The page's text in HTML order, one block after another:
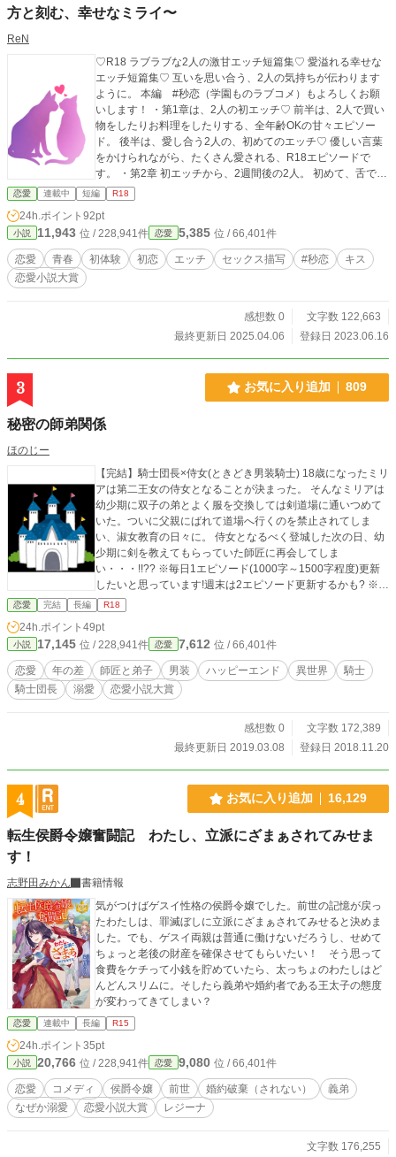
方と刻む、幸せなミライ〜
ReN
♡R18 ラブラブな2人の激甘エッチ短篇集♡ 愛溢れる幸せな
エッチ短篇集♡ 互いを思い合う、2人の気持ちが伝わります
ように。 本編 #秒恋（学園ものラブコメ）もよろしくお願
いします！ ・第1章は、2人の初エッチ♡ 前半は、2人で買い
物をしたりお料理をしたりする、全年齢OKの甘々エピソー
ド。 後半は、愛し合う2人の、初めてのエッチ♡ 優しい言葉
をかけられながら、たくさん愛される、R18エピソードで
す。 ・第2章 初エッチから、2週間後の2人。 初めて、舌でイ
かされちゃったり、愛の証をつけられちゃうお話♡ ・第3章
まだまだ初々しい悠里。 でも、だんだん剛士に慣らされて？
無意識に、いやらしく腰を振っちゃう可愛い悠里に、夢中に
なってしまう剛士のお話♡ ・第4章 今回は、攻守交代。 クラ
スメイトと、彼の悦ばせ方の話をした悠里は、剛士に「教え
て？」とおねだり。 剛士に優しく教えられながら、一生懸命
部屋で、剛士のベッドで組み敷かれて…… 甘い甘い、制服エ
まな試練を乗り越え、恋人になった後の甘々ストーリーにな
立たせるために書いた、エッチな番外編です（笑） なので、
に、ご興味を持ってくださったら、 本編#秒恋シリーズもよ
ろしくお願いします！ #秒恋 タグで検索♡ ★１ 『私の恋は
ドキドキと、貴方への恋を刻む』 ストーカーに襲われた女子
高の生徒を救う男子高のバスケ部イケメンの話 ★２ 『２人の
日常を積み重ねて。恋のトラウマ、一緒に乗り越えましょ
う』 剛士と元彼女とのトラウマの話 ★３ 『友だち以上恋人
未満の貴方に甘い甘いサプライズを』 2/14バレンタインデー
は、剛士の誕生日だった！ 親友たちとともに仕掛ける、甘い
甘いバースデーサプライズの話 ★４ 『恋の試練は元カノじゃ
剛士の間に立ち塞がる、元カノの親友という試練のお話 ２人
の心が試される、辛くて長い試練の始まりです… よろしくお
願いします！
恋愛 連載中 短編 R18
24h.ポイント 92pt
小説 11,943 位 / 228,941件 恋愛 5,385 位 / 66,401件
恋愛 青春 初体験 初恋 エッチ セックス描写 #秒恋
キス
恋愛小説大賞
感想数 0
文字数 122,663
最終更新日 2025.04.06
登録日 2023.06.16
3 お気に入り追加 809
秘密の師弟関係
ほのじー
【完結】騎士団長×侍女(ときどき男装騎士) 18歳になったミリ
アは第二王女の侍女となることが決まった。 そんなミリアは
幼少期に双子の弟とよく服を交換しては剣道場に通いつめて
いた。ついに父親にばれて道場へ行くのを禁止されてしま
い、淑女教育の日々に。 侍女となるべく登城した次の日、幼
少期に剣を教えてもらっていた師匠に再会してしま
い・・・!!?? ※毎日1エピソード(1000字～1500字程度)更新
したいと思っています!週末は2エピソード更新するかも? ※始
めは恋愛展開少ないですが、徐々に甘め、最後はデロ甘 ※R1
8に変更しましたが、最終回付近までR15程度です
恋愛 完結 長編 R18
24h.ポイント 49pt
小説 17,145 位 / 228,941件 恋愛 7,612 位 / 66,401件
恋愛 年の差 師匠と弟子 男装 ハッピーエンド 異世界
騎士
騎士団長
溺愛 恋愛小説大賞
感想数 0
文字数 172,389
最終更新日 2019.03.08
登録日 2018.11.20
4 お気に入り追加 16,129
転生侯爵令嬢奮闘記 わたし、立派にざまぁされてみせま
す！
志野田みかん
書籍情報
気がつけばゲスイ性格の侯爵令嬢でした。前世の記憶が戻っ
たわたしは、罪滅ぼしに立派にざまぁされてみせると決めま
した。でも、ゲスイ両親は普通に働けないだろうし、せめて
ちょっと老後の財産を確保させてもらいたい！ そう思って
食費をケチって小銭を貯めていたら、太っちょのわたしはど
んどんスリムに。そしたら義弟や婚約者である王太子の態度
が変わってきてしまい？
恋愛 連載中 長編 R15
24h.ポイント 35pt
小説 20,766 位 / 228,941件 恋愛 9,080 位 / 66,401件
恋愛 コメディ 侯爵令嬢 前世 婚約破棄（されない）
義弟
なぜか溺愛
恋愛小説大賞 レジーナ
文字数 176,255